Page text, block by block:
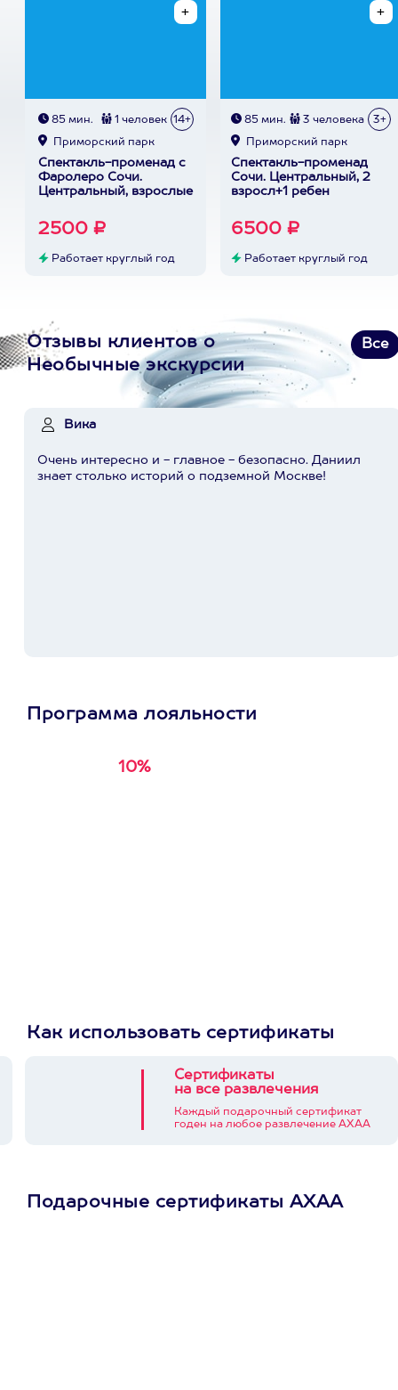
85 мин. 1 человек 14+
Приморский парк
Спектакль-променад с
Фаролеро Сочи.
Центральный, взрослые
2500 ₽
Работает круглый год
85 мин. 3 человека 3+
Приморский парк
Спектакль-променад
Сочи. Центральный, 2
взросл+1 ребен
6500 ₽
Работает круглый год
Отзывы клиентов о
Необычные экскурсии
Все
Вика
Очень интересно и - главное - безопасно. Даниил
знает столько историй о подземной Москве!
Программа лояльности
10%
Как использовать сертификаты
Сертификаты
на все развлечения
Каждый подарочный сертификат
годен на любое развлечение АХАА
Подарочные сертификаты АХАА